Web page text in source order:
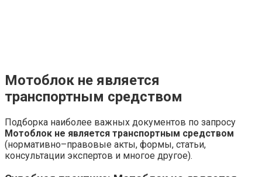
Мотоблок не является
транспортным средством
Подборка наиболее важных документов по запросу
Мотоблок не является транспортным средством
(нормативно–правовые акты, формы, статьи,
консультации экспертов и многое другое).